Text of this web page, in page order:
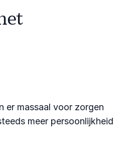
er massaal voor zorgen
meer persoonlijkheid